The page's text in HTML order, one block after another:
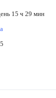
15 ч 29 мин